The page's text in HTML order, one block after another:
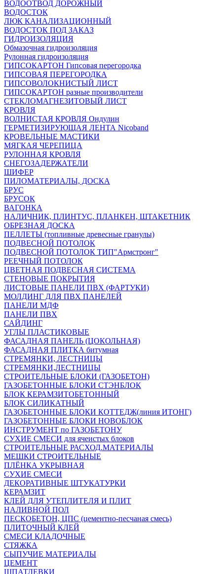
ВОДООТВОД ДОРОЖНЫЙ
ВОДОСТОК
ЛЮК КАНАЛИЗАЦИОННЫЙ
ВОДОСТОК ПОД ЗАКАЗ
ГИДРОИЗОЛЯЦИЯ
Обмазочная гидроизоляция
Рулонная гидроизоляция
ГИПСОКАРТОН Гипсовая перегородка
ГИПСОВАЯ ПЕРЕГОРОДКА
ГИПСОВОЛОКНИСТЫЙ ЛИСТ
ГИПСОКАРТОН разные производители
СТЕКЛОМАГНЕЗИТОВЫЙ ЛИСТ
КРОВЛЯ
ВОЛНИСТАЯ КРОВЛЯ Ондулин
ГЕРМЕТИЗИРУЮЩАЯ ЛЕНТА Nicoband
КРОВЕЛЬНЫЕ МАСТИКИ
МЯГКАЯ ЧЕРЕПИЦА
РУЛОННАЯ КРОВЛЯ
СНЕГОЗАДЕРЖАТЕЛИ
ШИФЕР
ПИЛОМАТЕРИАЛЫ, ДОСКА
БРУС
БРУСОК
ВАГОНКА
НАЛИЧНИК, ПЛИНТУС, ПЛАНКЕН, ШТАКЕТНИК
ОБРЕЗНАЯ ДОСКА
ПЕЛЛЕТЫ (топливные древесные гранулы)
ПОДВЕСНОЙ ПОТОЛОК
ПОДВЕСНОЙ ПОТОЛОК ТИП"Армстронг"
РЕЕЧНЫЙ ПОТОЛОК
ЦВЕТНАЯ ПОДВЕСНАЯ СИСТЕМА
СТЕНОВЫЕ ПОКРЫТИЯ
ЛИСТОВЫЕ ПАНЕЛИ ПВХ (ФАРТУКИ)
МОЛДИНГ ДЛЯ ПВХ ПАНЕЛЕЙ
ПАНЕЛИ МДФ
ПАНЕЛИ ПВХ
САЙДИНГ
УГЛЫ ПЛАСТИКОВЫЕ
ФАСАДНАЯ ПАНЕЛЬ (ЦОКОЛЬНАЯ)
ФАСАДНАЯ ПЛИТКА битумная
СТРЕМЯНКИ, ЛЕСТНИЦЫ
СТРЕМЯНКИ,ЛЕСТНИЦЫ
СТРОИТЕЛЬНЫЕ БЛОКИ (ГАЗОБЕТОН)
ГАЗОБЕТОННЫЕ БЛОКИ СТЭНБЛОК
БЛОК КЕРАМЗИТОБЕТОННЫЙ
БЛОК СИЛИКАТНЫЙ
ГАЗОБЕТОННЫЕ БЛОКИ КОТТЕДЖ(линия ИТОНГ)
ГАЗОБЕТОННЫЕ БЛОКИ НОВОБЛОК
ИНСТРУМЕНТ по ГАЗОБЕТОНУ
СУХИЕ СМЕСИ для ячеистых блоков
СТРОИТЕЛЬНЫЕ РАСХОД.МАТЕРИАЛЫ
МЕШКИ СТРОИТЕЛЬНЫЕ
ПЛЁНКА УКРЫВНАЯ
СУХИЕ СМЕСИ
ДЕКОРАТИВНЫЕ ШТУКАТУРКИ
КЕРАМЗИТ
КЛЕЙ ДЛЯ УТЕПЛИТЕЛЯ И ПЛИТ
НАЛИВНОЙ ПОЛ
ПЕСКОБЕТОН, ЦПС (цементно-песчаная смесь)
ПЛИТОЧНЫЙ КЛЕЙ
СМЕСИ КЛАДОЧНЫЕ
СТЯЖКА
СЫПУЧИЕ МАТЕРИАЛЫ
ЦЕМЕНТ
ШПАТЛЕВКИ